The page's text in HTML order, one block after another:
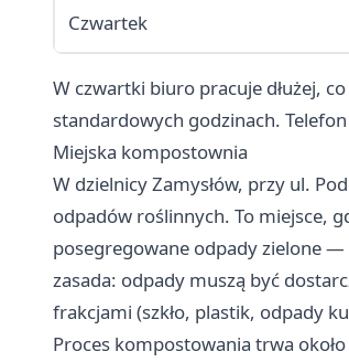
Czwartek
W czwartki biuro pracuje dłużej,
standardowych godzinach.
Miejska kompostownia
W dzielnicy Zamysłów, przy ul.
odpadów roślinnych. To miejsce,
posegregowane odpady zielone —
zasada: odpady muszą być
frakcjami (szkło, plastik, odpady
Proces kompostowania trwa